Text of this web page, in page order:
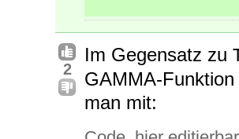
2
Im Gegensatz zu
GAMMA-
man mit: